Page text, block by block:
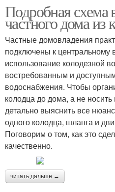
Подробная схема
частного дома из
Частные домовладения
подключены к центральному
использование колодезной
востребованным и
водоснабжения. Чтобы
колодца до дома, а не
детально выяснить все
одного колодца, шланга и
Поговорим о том, как это
качественно.
читать дальше →